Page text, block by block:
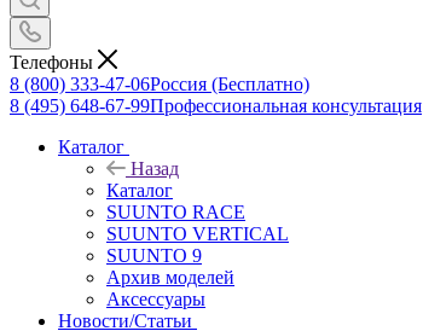
Телефоны
8 (800) 333-47-06Россия (Бесплатно)
8 (495) 648-67-99Профессиональная консультация
Каталог
Назад
Каталог
SUUNTO RACE
SUUNTO VERTICAL
SUUNTO 9
Архив моделей
Аксессуары
Новости/Статьи